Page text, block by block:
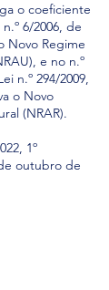
o coeficiente
6/2006, de
Novo Regime
e no n.º
n.º 294/2009,
o Novo
(NRAR).
1º
outubro de